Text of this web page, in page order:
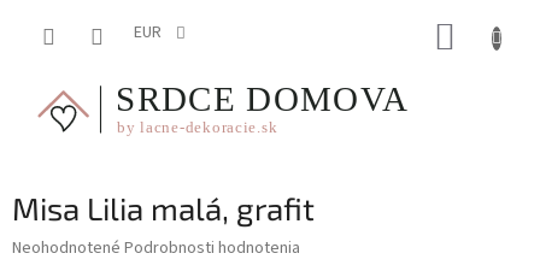
EUR
Misa Lilia malá, grafit
Priemerné
Neohodnotené Podrobnosti hodnotenia